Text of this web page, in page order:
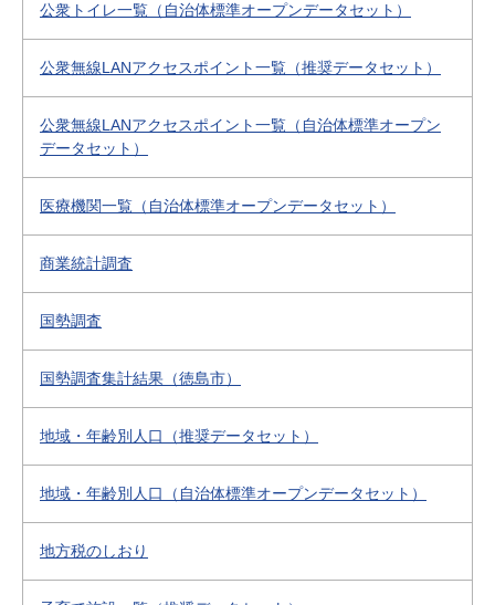
公衆トイレ一覧（自治体標準オープンデータセット）
公衆無線LANアクセスポイント一覧（推奨データセット）
公衆無線LANアクセスポイント一覧（自治体標準オープン
データセット）
医療機関一覧（自治体標準オープンデータセット）
商業統計調査
国勢調査
国勢調査集計結果（徳島市）
地域・年齢別人口（推奨データセット）
地域・年齢別人口（自治体標準オープンデータセット）
地方税のしおり